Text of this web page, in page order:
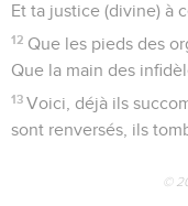
Et ta justice (divine) à
12 Que les pieds des
Que la main des
13 Voici, déjà ils
sont renversés, ils
©